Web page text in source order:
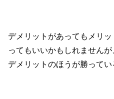
デメリットがあってもメリ
ってもいいかもしれません
デメリットのほうが勝ってい